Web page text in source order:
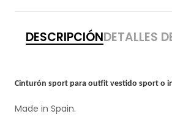
DESCRIPCIÓNDETALLES
Cinturón sport para outfit vestido sport o
Made in Spain.